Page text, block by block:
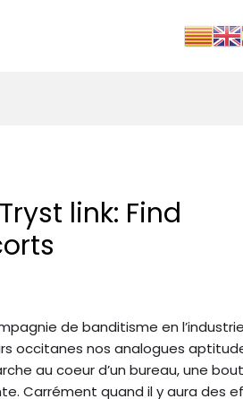
link: Find
de banditisme en
occitanes nos analogues
au coeur d’un bureau, une
Carrément quand il y aura des